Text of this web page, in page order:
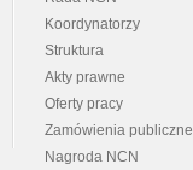
Koordynatorzy
Struktura
Akty prawne
Oferty pracy
Zamówienia publiczne
Nagroda NCN